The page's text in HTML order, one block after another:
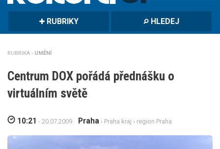
MAGAZÍN
RUBRIKY HLEDEJ
RUBRIKA › UMĚNÍ
Centrum DOX pořádá přednášku o
virtuálním světě
10:21 - 20.07.2009 Praha › Praha kraj › region Praha